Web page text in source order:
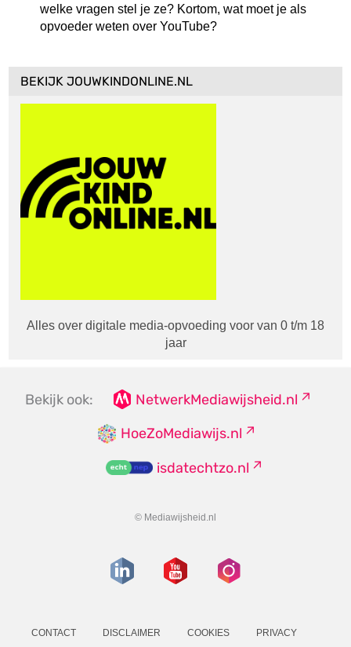
welke vragen stel je ze? Kortom, wat moet je als
opvoeder weten over YouTube?
BEKIJK JOUWKINDONLINE.NL
Alles over digitale media-opvoeding voor van 0 t/m 18
jaar
Bekijk ook:
NetwerkMediawijsheid.nl
HoeZoMediawijs.nl
isdatechtzo.nl
© Mediawijsheid.nl
CONTACT DISCLAIMER COOKIES PRIVACY